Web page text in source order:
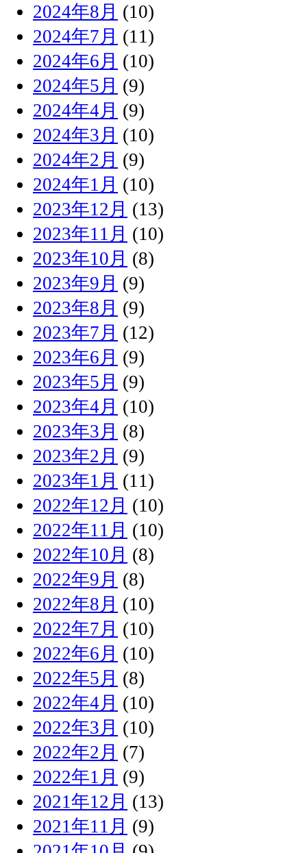
2024年8月 (10)
2024年7月 (11)
2024年6月 (10)
2024年5月 (9)
2024年4月 (9)
2024年3月 (10)
2024年2月 (9)
2024年1月 (10)
2023年12月 (13)
2023年11月 (10)
2023年10月 (8)
2023年9月 (9)
2023年8月 (9)
2023年7月 (12)
2023年6月 (9)
2023年5月 (9)
2023年4月 (10)
2023年3月 (8)
2023年2月 (9)
2023年1月 (11)
2022年12月 (10)
2022年11月 (10)
2022年10月 (8)
2022年9月 (8)
2022年8月 (10)
2022年7月 (10)
2022年6月 (10)
2022年5月 (8)
2022年4月 (10)
2022年3月 (10)
2022年2月 (7)
2022年1月 (9)
2021年12月 (13)
2021年11月 (9)